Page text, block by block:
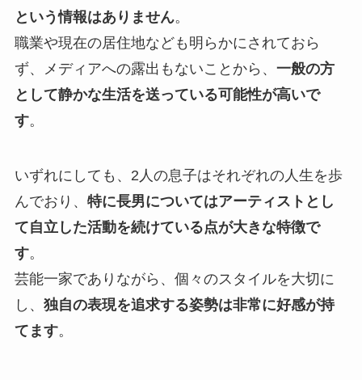
という情報はありません。
職業や現在の居住地なども明らかにされておら
ず、メディアへの露出もないことから、 一般の方
として静かな生活を送っている可能性が高いで
す。
いずれにしても、2人の息子はそれぞれの人生を歩
んでおり、 特に長男についてはアーティストとし
て自立した活動を続けている点が大きな特徴で
す。
芸能一家でありながら、個々のスタイルを大切に
し、 独自の表現を追求する姿勢は非常に好感が持
てます。